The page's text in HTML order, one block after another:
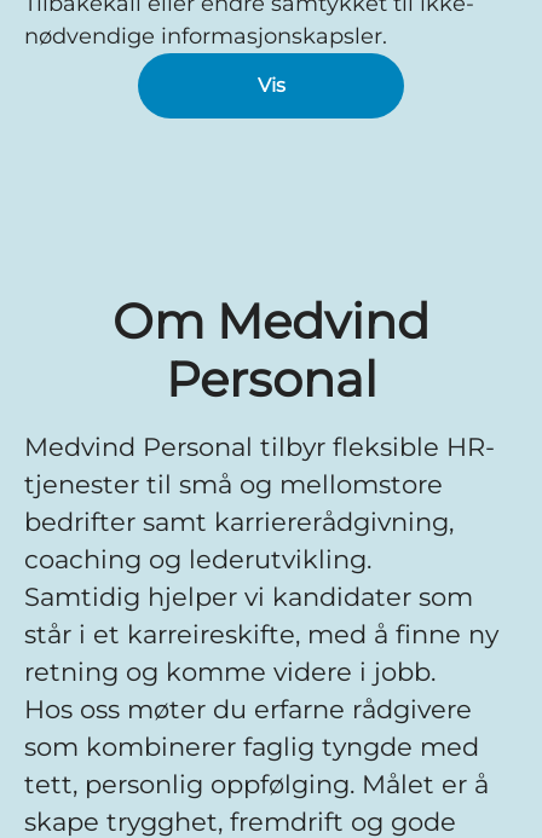
nødvendige informasjonskapsler.
Vis
Om Medvind
Personal
Medvind Personal tilbyr fleksible HR-
tjenester til små og mellomstore
bedrifter samt karriererådgivning,
coaching og lederutvikling.
Samtidig hjelper vi kandidater som
står i et karreireskifte, med å finne ny
retning og komme videre i jobb.
Hos oss møter du erfarne rådgivere
som kombinerer faglig tyngde med
tett, personlig oppfølging. Målet er å
skape trygghet, fremdrift og gode